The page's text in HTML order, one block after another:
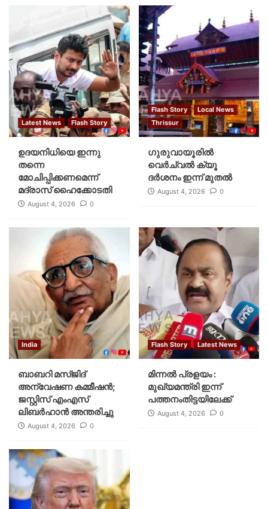
Latest News Flash Story
ഉദയനിധിയെ ഇന്നു
തന്നെ
മോചിപ്പിക്കണമെന്ന്
മദ്രാസ് ഹൈക്കോടതി
August 4, 2026 0
Flash Story
Local News
Thrissur
ഗുരുവായൂരില്‍
വെര്‍ച്വല്‍ ക്യൂ
ദര്‍ശനം ഇന്ന് മുതല്‍
August 4, 2026 0
India
ബാബറി മസ്ജിദ്
അന്വേഷണ കമ്മീഷന്‍;
ജസ്റ്റിസ് എംഎസ്
ലിബര്‍ഹാന്‍ അന്തരിച്ചു
August 4, 2026 0
Flash Story Latest News
മിന്നല്‍ പ്രളയം :
മുഖ്യമന്ത്രി ഇന്ന്
പത്തനംതിട്ടയിലേക്ക്
August 4, 2026 0